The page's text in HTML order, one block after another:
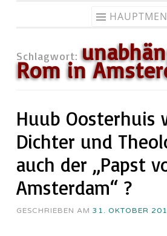
Schlagwort:
Rom in
Huub Oosterhuis
Dichter und
auch der „Papst
Amsterdam“ ?
GESCHRIEBEN AM 31. OKTOBER